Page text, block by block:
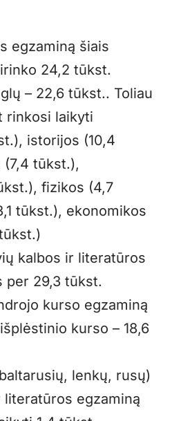
egzaminą šiais
24,2 tūkst.
– 22,6 tūkst.. Toliau
rinkosi laikyti
istorijos (10,4
tūkst.),
fizikos (4,7
tūkst.), ekonomikos
kalbos ir literatūros
per 29,3 tūkst.
kurso egzaminą
kurso – 18,6
lenkų, rusų)
egzaminą